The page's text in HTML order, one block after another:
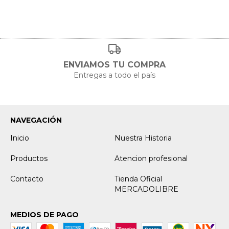
ENVIAMOS TU COMPRA
Entregas a todo el país
NAVEGACIÓN
Inicio
Nuestra Historia
Productos Atencion profesional
Contacto
Tienda Oficial
MERCADOLIBRE
MEDIOS DE PAGO